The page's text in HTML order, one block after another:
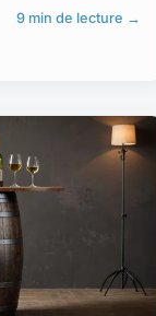
9 min de lecture →